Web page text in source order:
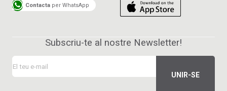
Contacta per WhatsApp
Subscriu-te al nostre Newsletter!